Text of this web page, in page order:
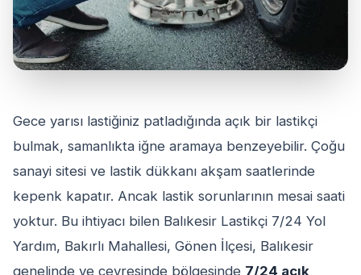
Gece yarısı lastiğiniz patladığında açık bir lastikçi
bulmak, samanlıkta iğne aramaya benzeyebilir. Çoğu
sanayi sitesi ve lastik dükkanı akşam saatlerinde
kepenk kapatır. Ancak lastik sorunlarının mesai saati
yoktur. Bu ihtiyacı bilen Balıkesir Lastikçi 7/24 Yol
Yardım, Bakırlı Mahallesi, Gönen İlçesi, Balıkesir
genelinde ve çevresinde bölgesinde 7/24 açık